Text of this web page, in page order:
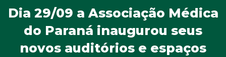
Dia 29/09 a Associação Médica
do Paraná inaugurou seus
novos auditórios e espaços